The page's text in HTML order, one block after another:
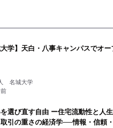
大学】天白・八事キャンパスでオ
名城大学
選び直す自由 ー住宅流動性と人
取引の重さの経済学──情報・信頼